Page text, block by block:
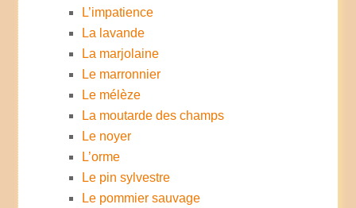
L’impatience
La lavande
La marjolaine
Le marronnier
Le mélèze
La moutarde des champs
Le noyer
L’orme
Le pin sylvestre
Le pommier sauvage